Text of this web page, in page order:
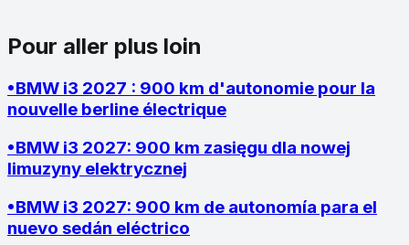
Pour aller plus loin
•BMW i3 2027 : 900 km d'autonomie pour la
nouvelle berline électrique
•BMW i3 2027: 900 km zasięgu dla nowej
limuzyny elektrycznej
•BMW i3 2027: 900 km de autonomía para el
nuevo sedán eléctrico